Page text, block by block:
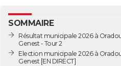
SOMMAIRE
Résultat municipale 2026 à
Genest - Tour 2
Election municipale 2026 à
Genest [EN DIRECT]